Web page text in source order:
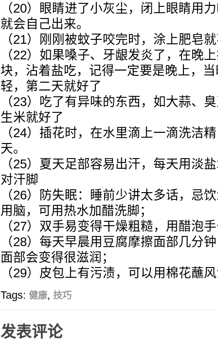
（20）眼睛进了小灰尘，闭上眼睛用
就会自己出来。
（21）刚刚被蚊子咬完时，涂上肥皂
（22）如果嗓子、牙龈发炎了，在晚
块，沾着盐吃，记得一定要是晚上，
轻，第二天就好了
（23）吃了有异味的东西，如大蒜、
生米就好了
（24）插花时，在水里滴上一滴洗洁
天。
（25）夏天足部容易出汗，每天用淡
对汗脚
（26）防失眠：睡前少讲太多话，忌
用脑，可用热水加醋洗脚；
（27）双手易变得干燥粗糙，用醋泡
（28）每天早晨用豆腐摩擦面部几分
面部会变得很滋润；
（29）皮包上有污渍，可以用棉花蘸
Tags: 健康, 技巧
发表评论